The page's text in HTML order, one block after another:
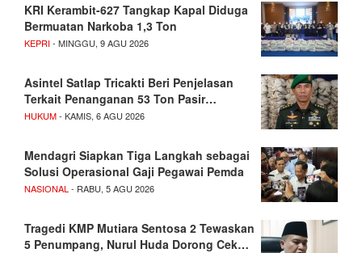
KRI Kerambit-627 Tangkap Kapal Diduga
Bermuatan Narkoba 1,3 Ton
KEPRI- MINGGU, 9 AGU 2026
Asintel Satlap Tricakti Beri Penjelasan
Terkait Penanganan 53 Ton Pasir…
HUKUM- KAMIS, 6 AGU 2026
Mendagri Siapkan Tiga Langkah sebagai
Solusi Operasional Gaji Pegawai Pemda
NASIONAL - RABU, 5 AGU 2026
Tragedi KMP Mutiara Sentosa 2 Tewaskan
5 Penumpang, Nurul Huda Dorong Cek…